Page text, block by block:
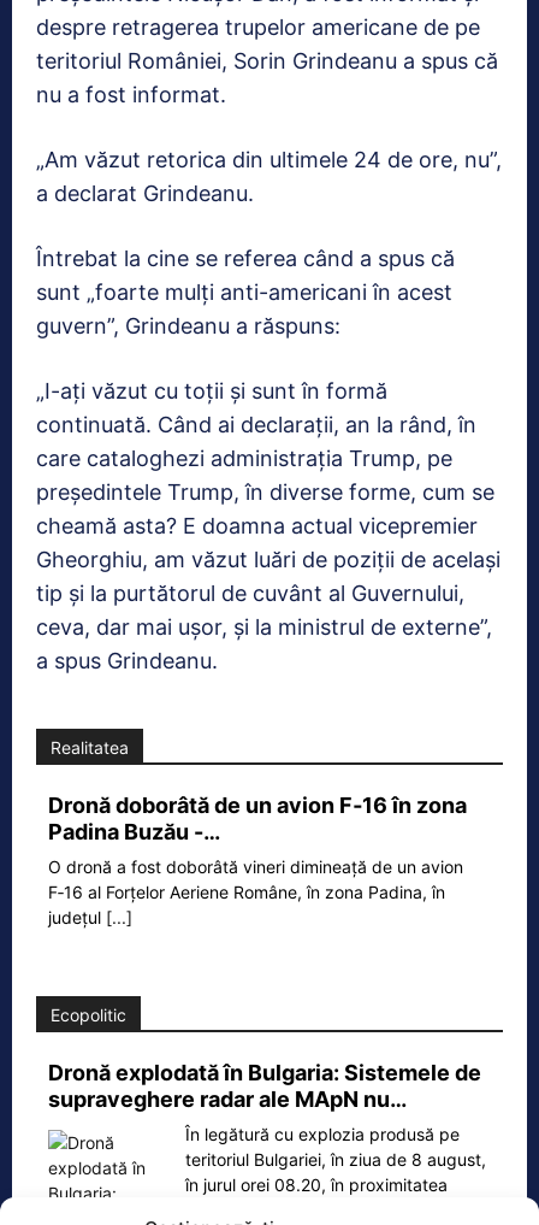
despre retragerea trupelor americane de pe
teritoriul României, Sorin Grindeanu a spus că
nu a fost informat.
„Am văzut retorica din ultimele 24 de ore, nu”,
a declarat Grindeanu.
Întrebat la cine se referea când a spus că
sunt „foarte mulţi anti-americani în acest
guvern”, Grindeanu a răspuns:
„I-aţi văzut cu toţii şi sunt în formă
continuată. Când ai declaraţii, an la rând, în
care cataloghezi administraţia Trump, pe
preşedintele Trump, în diverse forme, cum se
cheamă asta? E doamna actual vicepremier
Gheorghiu, am văzut luări de poziţii de acelaşi
tip şi la purtătorul de cuvânt al Guvernului,
ceva, dar mai uşor, şi la ministrul de externe”,
a spus Grindeanu.
Realitatea
Dronă doborâtă de un avion F‑16 în zona
Padina Buzău -…
O dronă a fost doborâtă vineri dimineață de un avion
F‑16 al Forțelor Aeriene Române, în zona Padina, în
județul [...]
Ecopolitic
Dronă explodată în Bulgaria: Sistemele de
supraveghere radar ale MApN nu…
În legătură cu explozia produsă pe
teritoriul Bulgariei, în ziua de 8 august,
în jurul orei 08.20, în proximitatea